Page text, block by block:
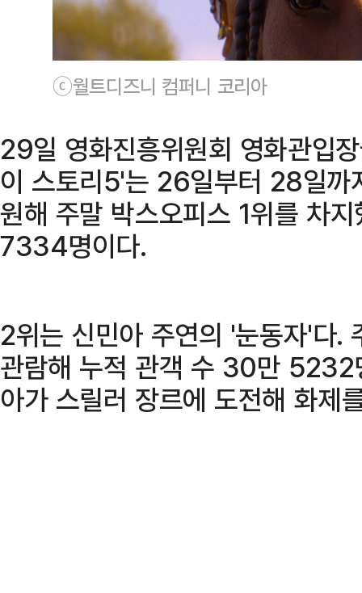
ⓒ월트디즈니 컴퍼니 코리아
29일 영화진흥위원회 영화관입
이 스토리5'는 26일부터 28일
원해 주말 박스오피스 1위를 차
7334명이다.
2위는 신민아 주연의 '눈동자'다
관람해 누적 관객 수 30만 5232
아가 스릴러 장르에 도전해 화제